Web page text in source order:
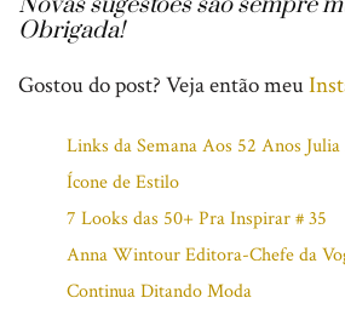
Obrigada!
Gostou do post? Veja então meu
Links da Semana Aos 52 Anos
Ícone de Estilo
7 Looks das 50+ Pra Inspirar # 35
Anna Wintour Editora-Chefe da
Continua Ditando Moda